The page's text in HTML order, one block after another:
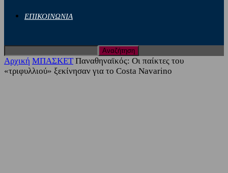
ΕΠΙΚΟΙΝΩΝΙΑ
Αρχική ΜΠΑΣΚΕΤ Παναθηναϊκός: Οι παίκτες του
«τριφυλλιού» ξεκίνησαν για το Costa Navarino